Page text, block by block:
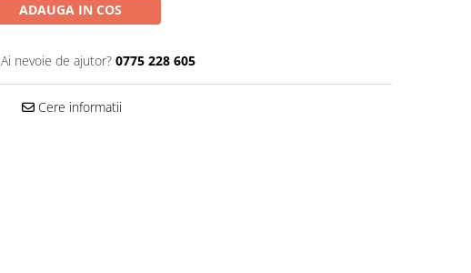
ADAUGA IN COS
Ai nevoie de ajutor? 0775 228 605
Cere informatii